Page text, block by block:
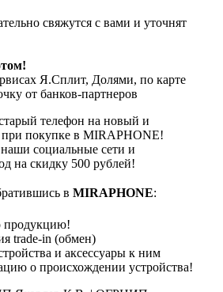
свяжутся с вами и уточнят
Я.Сплит, Долями, по карте
от банков-партнеров
телефон на новый и
при покупке в MIRAPHONE!
социальные сети и
на скидку 500 рублей!
в MIRAPHONE:
продукцию!
trade-in (обмен)
и аксессуары к ним
о происхождении устройства!